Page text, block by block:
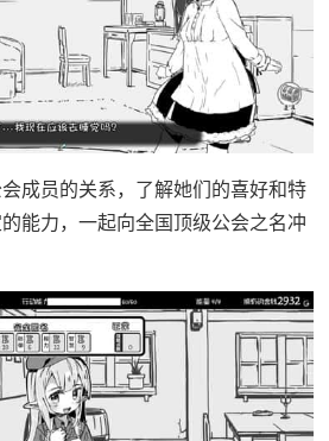
成员的关系，了解她们的喜好和特
能力，一起向全国顶级公会之名冲